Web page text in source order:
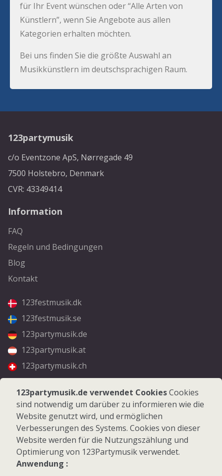
für Ihr Event wünschen oder “Alle Arten von
Künstlern”, wenn Sie Angebote aus allen
Kategorien erhalten möchten.
Bei uns finden Sie die größte Auswahl an
Musikkünstlern im deutschsprachigen Raum.
123partymusik
c/o Eventzone ApS, Nørregade 49
7500 Holstebro, Denmark
CVR: 43349414
Information
FAQ
Regeln und Bedingungen
Blog
Kontakt
123festmusik.dk
123festmusik.se
123partymusik.de
123partymusik.at
123partymusik.ch
Folgen Sie uns
Facebook
Instagram
123partymusik.de verwendet CookiesCookies
sind notwendig um darüber zu informieren wie die
Website genutzt wird, und ermöglichen
Verbesserungen des Systems. Cookies von dieser
Website werden für die Nutzungszählung und
Optimierung von 123Partymusik verwendet.
Anwendung :